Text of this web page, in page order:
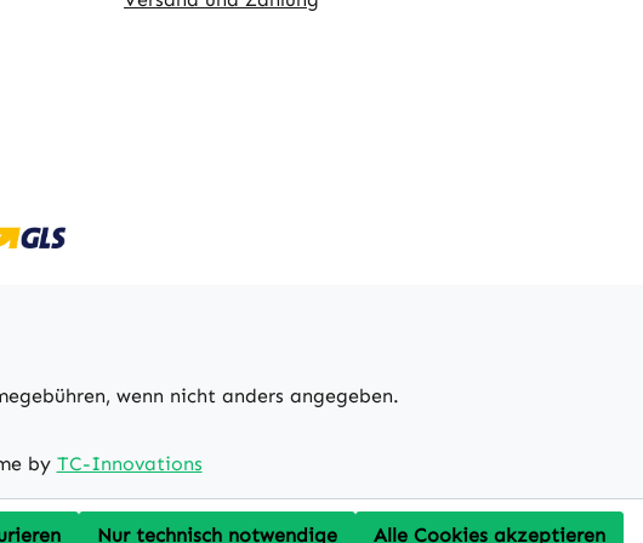
wenn nicht anders angegeben.
by TC-Innovations
Nur technisch notwendige Alle Cookies akzeptieren